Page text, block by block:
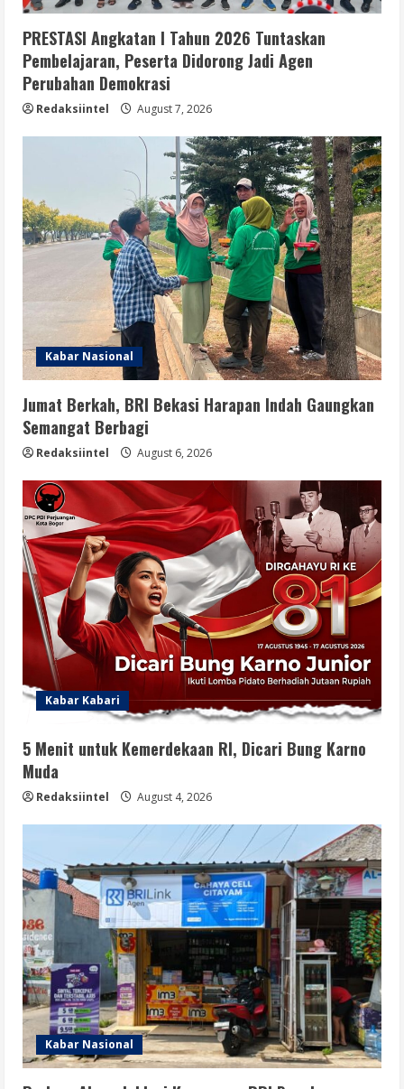
PRESTASI Angkatan I Tahun 2026 Tuntaskan
Pembelajaran, Peserta Didorong Jadi Agen
Perubahan Demokrasi
Redaksiintel August 7, 2026
Kabar Nasional
Jumat Berkah, BRI Bekasi Harapan Indah Gaungkan
Semangat Berbagi
Redaksiintel August 6, 2026
Kabar Kabari
5 Menit untuk Kemerdekaan RI, Dicari Bung Karno
Muda
Redaksiintel August 4, 2026
Kabar Nasional